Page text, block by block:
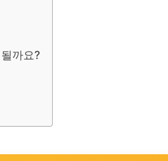
까요?